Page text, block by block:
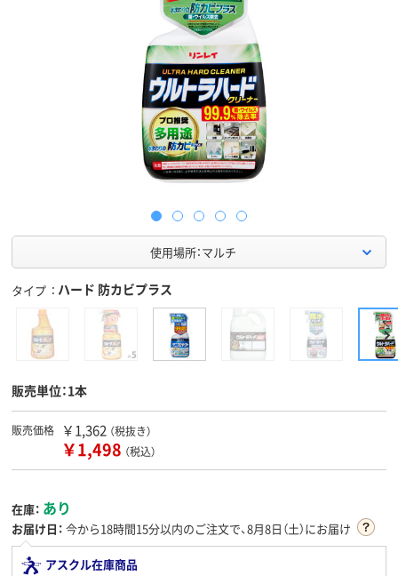
使用場所：マルチ
タイプ ハード 防カビプラス
販売単位：1本
販売価格 ￥1,362 （税抜き）
￥1,498 （税込）
在庫： あり
お届け日： 今から18時間15分以内のご注文で、8月8日（土）にお届け
アスクル在庫商品